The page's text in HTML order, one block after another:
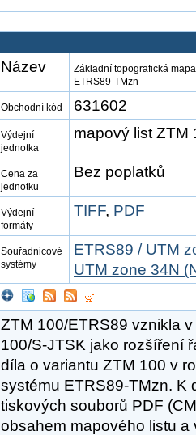
Název
Základní topografická
ETRS89-TMzn
Obchodní kód 631602
Výdejní
jednotka
mapový list ZTM
Cena za
jednotku
Bez poplatků
Výdejní
formáty
TIFF, PDF
Souřadnicové
systémy
ETRS89 / UTM
UTM zone 34N
ZTM 100/ETRS89 vznikla
100/S-JTSK jako rozšíření
díla o variantu ZTM 100 v
systému ETRS89-TMzn. K
tiskových souborů PDF
obsahem mapového listu a